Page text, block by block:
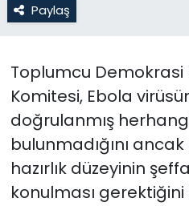
Paylaş
Toplumcu Demokrasi
Komitesi, Ebola
doğrulanmış
bulunmadığını
hazırlık düzeyinin
konulması
Politika
Spor
Teknoloji
TÜRKiYE